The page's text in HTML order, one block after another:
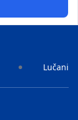
Lučani